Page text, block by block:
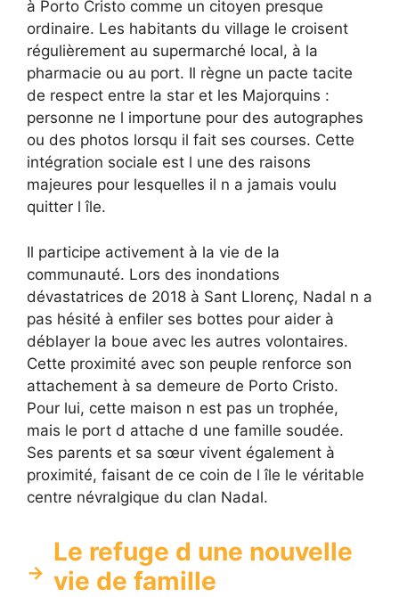
à Porto Cristo comme un citoyen presque
ordinaire. Les habitants du village le croisent
régulièrement au supermarché local, à la
pharmacie ou au port. Il règne un pacte tacite
de respect entre la star et les Majorquins :
personne ne l importune pour des autographes
ou des photos lorsqu il fait ses courses. Cette
intégration sociale est l une des raisons
majeures pour lesquelles il n a jamais voulu
quitter l île.
Il participe activement à la vie de la
communauté. Lors des inondations
dévastatrices de 2018 à Sant Llorenç, Nadal n a
pas hésité à enfiler ses bottes pour aider à
déblayer la boue avec les autres volontaires.
Cette proximité avec son peuple renforce son
attachement à sa demeure de Porto Cristo.
Pour lui, cette maison n est pas un trophée,
mais le port d attache d une famille soudée.
Ses parents et sa sœur vivent également à
proximité, faisant de ce coin de l île le véritable
centre névralgique du clan Nadal.
Le refuge d une nouvelle
vie de famille